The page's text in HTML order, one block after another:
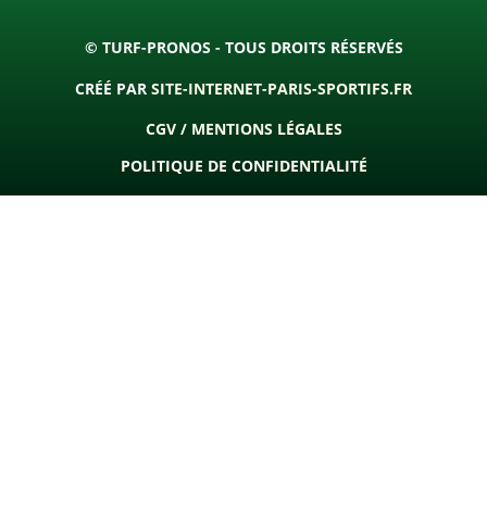
© TURF-PRONOS - TOUS DROITS RÉSERVÉS
CRÉÉ PAR SITE-INTERNET-PARIS-SPORTIFS.FR
CGV / MENTIONS LÉGALES
POLITIQUE DE CONFIDENTIALITÉ